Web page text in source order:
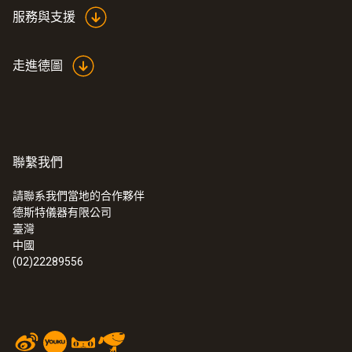
服務與支援
走進德圖
聯繫我們
請聯系我們當地的合作夥伴
德斯特儀器有限公司
臺灣
中國
(02)22289556